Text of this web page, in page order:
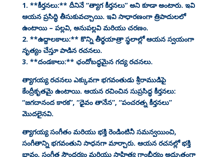
1. **కీర్తనలు:** దీనినే “త్యాగ కీర్తనలు” అని కూడా అంటారు. ఇవి
ఆయన ప్రసిద్ధి తీసుకువచ్చాయి. ఇవి సాధారణంగా త్రిపాదులలో
ఉంటాయి – పల్లవి, అనుపల్లవి మరియు చరణం.
2. **ఉద్దాలకాలు:** కొన్ని తీర్థయాత్రా స్థలాల్లో ఆయన స్వయంగా
నృత్యం చేస్తూ పాడిన రచనలు.
3. **దండకాలు:** ఛందోబద్ధమైన గద్య రచనలు.
త్యాగయ్య రచనలు ఎక్కువగా భగవంతుడు శ్రీరాముడిపై
కేంద్రీకృతమై ఉంటాయి. ఆయన రచించిన సుప్రసిద్ధ కీర్తనలు:
“జగదానంద కారక”, “ధైవం తానేన”, “పంచరత్న కీర్తనలు”
మొదలైనవి.
త్యాగయ్య సంగీతం మరియు భక్తి రెండింటినీ సమన్వయించి,
సంగీతాన్ని భగవంతుని సాధనగా మార్చారు. ఆయన రచనల్లో భక్తి
భావం, సంగీత సౌందర్యం మరియు సాహిత్య గాంభీర్యం అద్భుతంగా